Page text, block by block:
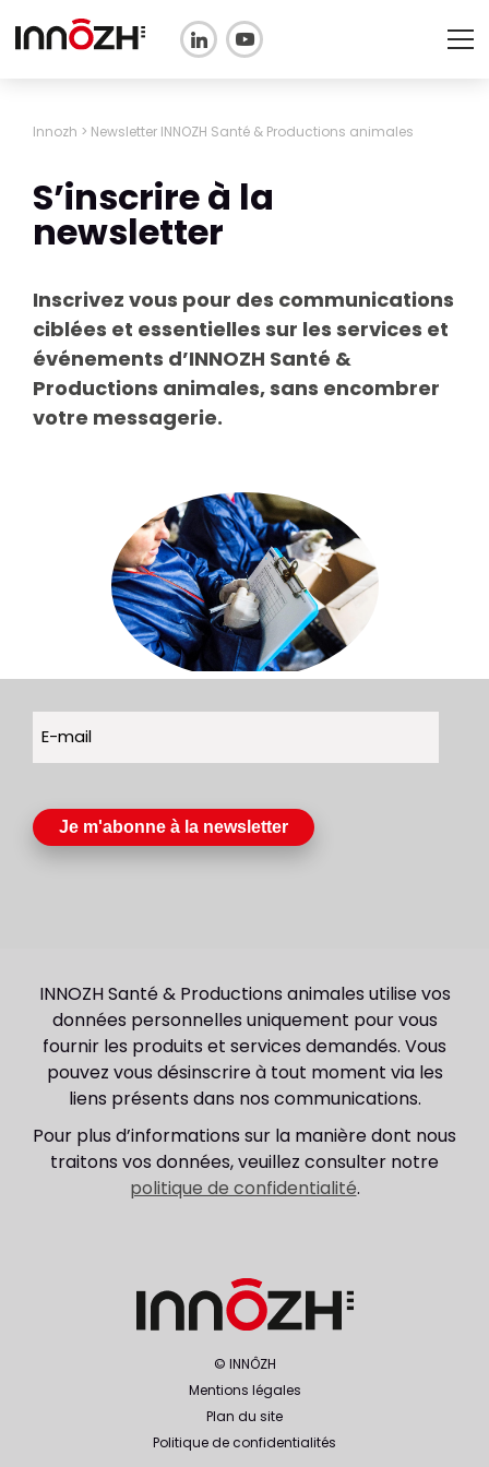
L'ASSOCIATION
SANTÉ & PRODUCTIONS
ANIMALES
Actualités
Adhérer
Innozh > Newsletter INNOZH Santé & Productions animales
S’inscrire à la
newsletter
Inscrivez vous pour des communications
ciblées et essentielles sur les services et
événements d’INNOZH Santé &
Productions animales, sans encombrer
votre messagerie.
@
E-
mail
(Nécessaire)
Je m'abonne à la newsletter
INNOZH Santé & Productions animales utilise vos
données personnelles uniquement pour vous
fournir les produits et services demandés. Vous
pouvez vous désinscrire à tout moment via les
liens présents dans nos communications.
Pour plus d’informations sur la manière dont nous
traitons vos données, veuillez consulter notre
politique de confidentialité.
© INNÔZH
Mentions légales
Plan du site
Politique de confidentialités